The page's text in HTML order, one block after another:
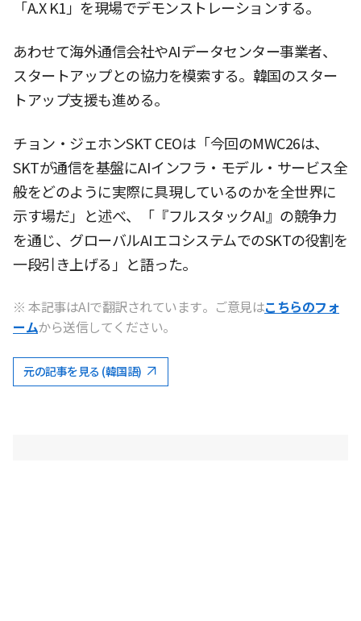
「A.X K1」を現場でデモンストレーションする。
あわせて海外通信会社やAIデータセンター事業者、
スタートアップとの協力を模索する。韓国のスター
トアップ支援も進める。
チョン・ジェホンSKT CEOは「今回のMWC26は、
SKTが通信を基盤にAIインフラ・モデル・サービス全
般をどのように実際に具現しているのかを全世界に
示す場だ」と述べ、「『フルスタックAI』の競争力
を通じ、グローバルAIエコシステムでのSKTの役割を
一段引き上げる」と語った。
※ 本記事はAIで翻訳されています。ご意見はこちらのフォ
ームから送信してください。
元の記事を見る (韓国語)